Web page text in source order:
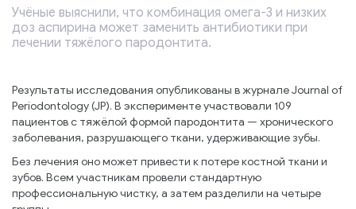
Учёные выяснили, что комбинация омега-3 и низких
доз аспирина может заменить антибиотики при
лечении тяжёлого пародонтита.
Результаты исследования опубликованы в журнале Journal of
Periodontology (JP). В эксперименте участвовали 109
пациентов с тяжёлой формой пародонтита — хронического
заболевания, разрушающего ткани, удерживающие зубы.
Без лечения оно может привести к потере костной ткани и
зубов. Всем участникам провели стандартную
профессиональную чистку, а затем разделили на четыре